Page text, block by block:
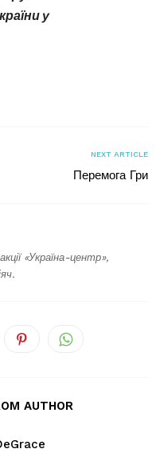
у
NEXT ARTICLE
Перемога Гри
«Україна-центр»,
AUTHOR